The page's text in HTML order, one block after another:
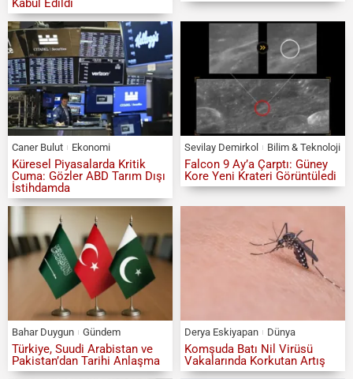
Kabul Edildi
Caner Bulut Ekonomi
Küresel Piyasalarda Kritik
Cuma: Gözler ABD Tarım Dışı
İstihdamda
Sevilay Demirkol Bilim & Teknoloji
Falcon 9 Ay’a Çarptı: Güney
Kore Yeni Krateri Görüntüledi
Bahar Duygun Gündem
Türkiye, Suudi Arabistan ve
Pakistan’dan Tarihi Anlaşma
Derya Eskiyapan Dünya
Komşuda Batı Nil Virüsü
Vakalarında Korkutan Artış